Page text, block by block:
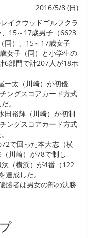
2016/5/8 (日)
イクウッドゴルフクラ
15～17歳男子（6623
同）、15～17歳女子
女子（同）と小学生の
6部門で計207人が18ホ
一太（川崎）が初優
ングスコアカード方式
。
裕輝（川崎）が初制
ングスコアカード方式
で回った本大志（横
川崎）が78で制し
（横浜）が4番（122
成した。
勝者は男女の部の決勝